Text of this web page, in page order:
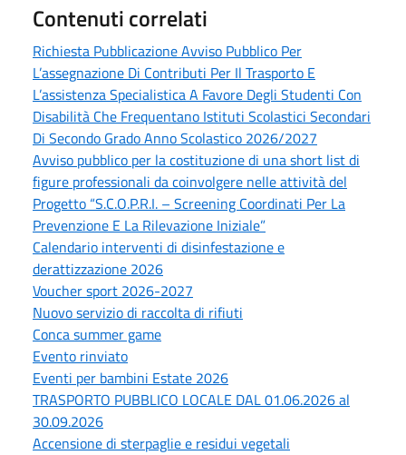
Contenuti correlati
Richiesta Pubblicazione Avviso Pubblico Per
L’assegnazione Di Contributi Per Il Trasporto E
L’assistenza Specialistica A Favore Degli Studenti Con
Disabilità Che Frequentano Istituti Scolastici Secondari
Di Secondo Grado Anno Scolastico 2026/2027
Avviso pubblico per la costituzione di una short list di
figure professionali da coinvolgere nelle attività del
Progetto “S.C.O.P.R.I. – Screening Coordinati Per La
Prevenzione E La Rilevazione Iniziale”
Calendario interventi di disinfestazione e
derattizzazione 2026
Voucher sport 2026-2027
Nuovo servizio di raccolta di rifiuti
Conca summer game
Evento rinviato
Eventi per bambini Estate 2026
TRASPORTO PUBBLICO LOCALE DAL 01.06.2026 al
30.09.2026
Accensione di sterpaglie e residui vegetali